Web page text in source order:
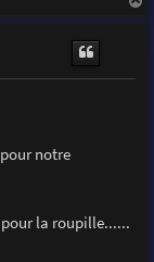
notre
la roupille......